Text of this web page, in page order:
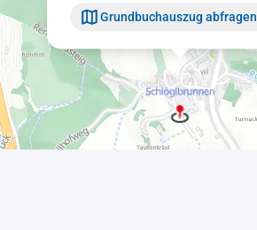
Grundbuchauszug abfragen